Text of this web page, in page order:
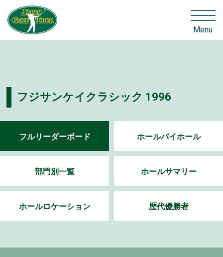
Menu
フジサンケイクラシック 1996
フルリーダーボード ホールバイホール
部門別一覧 ホールサマリー
ホールロケーション 歴代優勝者